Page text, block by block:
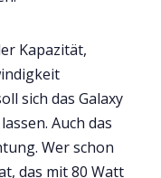
Kapazität,
sich das Galaxy
Auch das
Wer schon
das mit 80 Watt